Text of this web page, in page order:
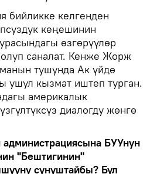
бийликке келгенден
кеңешинин
өзгөрүүлөр
саналат. Кенже Жорж
тушунда Ак үйдө
ушул кызмат иштеп турган.
америкалык
диалогду жөнгө
БУУнун
"Бештигинин"
сунуштайбы? Бул